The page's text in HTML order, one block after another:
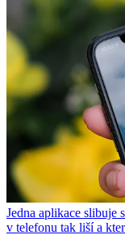
Jedna aplikace slibuje
v telefonu tak liší a